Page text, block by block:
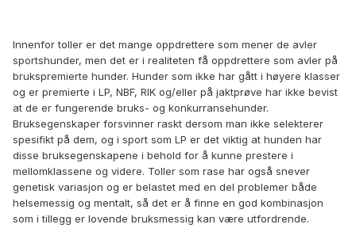
Innenfor toller er det mange oppdrettere som mener de avler
sportshunder, men det er i realiteten få oppdrettere som avler på
brukspremierte hunder. Hunder som ikke har gått i høyere klasser
og er premierte i LP, NBF, RIK og/eller på jaktprøve har ikke bevist
at de er fungerende bruks- og konkurransehunder.
Bruksegenskaper forsvinner raskt dersom man ikke selekterer
spesifikt på dem, og i sport som LP er det viktig at hunden har
disse bruksegenskapene i behold for å kunne prestere i
mellomklassene og videre. Toller som rase har også snever
genetisk variasjon og er belastet med en del problemer både
helsemessig og mentalt, så det er å finne en god kombinasjon
som i tillegg er lovende bruksmessig kan være utfordrende.